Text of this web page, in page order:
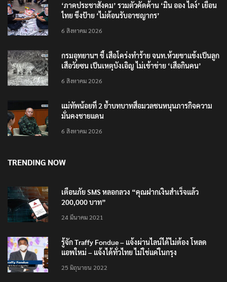
‘ภาคประชาสังคม’ รวมตัวคัดค้าน ‘มิน ออง ไลง์’ เยือน
ไทย ขึงป้าย ‘ไม่ต้อนรับอาชญากร’
6 สิงหาคม 2026
กรมอุทยานฯ ชี้ เสือโคร่งทำร้าย จนท.ห้วยขาแข้งเป็นลูก
เสือวัยซน เป็นเหตุบังเอิญ ไม่เข้าข่าย ‘เสือกินคน’
6 สิงหาคม 2026
แม่ทัพน้อยที่ 2 ย้ำบทบาทสื่อมวลชนหนุนภารกิจความ
มั่นคงชายแดน
6 สิงหาคม 2026
TRENDING NOW
เตือนภัย SMS หลอกลวง “คุณฝากเงินสำเร็จแล้ว
200,000 บาท”
24 มีนาคม 2021
รู้จัก Traffy Fondue – แจ้งผ่านไลน์ได้ไม่ต้อง โหลด
แอพใหม่ – แจ้งได้ทั่วไทย ไม่ใช่แค่ในกรุง
25 มิถุนายน 2022